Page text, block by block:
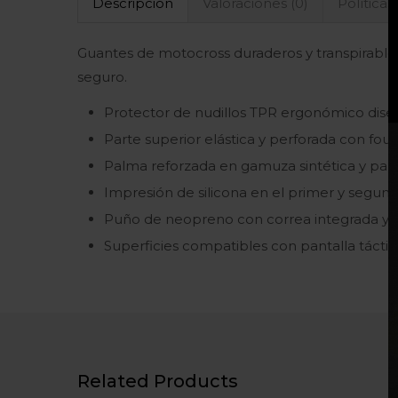
Guantes de motocross duraderos y
seguro.
Protector de nudillos TPR ergonómico
Parte superior elástica y perforada con
Palma reforzada en gamuza sintética y
Impresión de silicona en el primer y
Puño de neopreno con correa integrada y
Superficies compatibles con pantalla táctil
Related Products